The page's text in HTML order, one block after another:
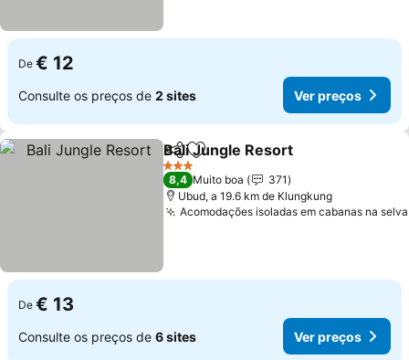
De € 12
Consulte os preços de 2 sites Ver preços
PartilharAdicionar aos favoritos
Bali Jungle Resort
3 Estrelas
8,4 Muito boa
371
Ubud, a 19.6 km de Klungkung
Acomodações isoladas em cabanas na selva
De € 13
Consulte os preços de 6 sites Ver preços